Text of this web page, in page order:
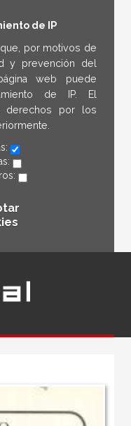
de IP
por motivos de
y prevención del
web puede
de IP. El
derechos por los